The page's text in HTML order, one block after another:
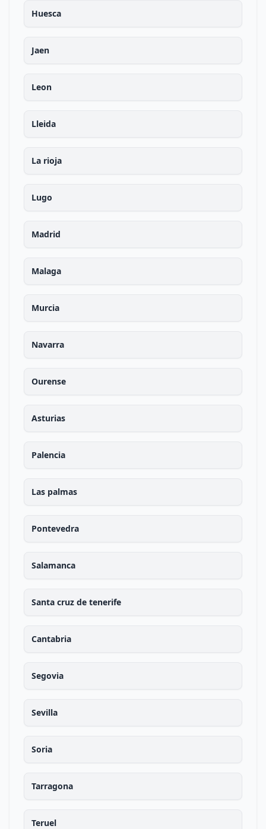
Huesca
Jaen
Leon
Lleida
La rioja
Lugo
Madrid
Malaga
Murcia
Navarra
Ourense
Asturias
Palencia
Las palmas
Pontevedra
Salamanca
Santa cruz de tenerife
Cantabria
Segovia
Sevilla
Soria
Tarragona
Teruel